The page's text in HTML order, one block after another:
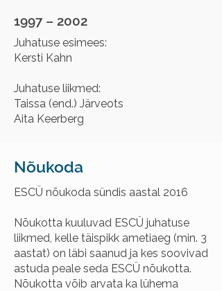
1997 – 2002
Juhatuse esimees:
Kersti Kahn
Juhatuse liikmed:
Taissa (end.) Järveots
Aita Keerberg
Nõukoda
ESCÜ nõukoda sündis aastal 2016
Nõukotta kuuluvad ESCÜ juhatuse
liikmed, kelle täispikk ametiaeg (min. 3
aastat) on läbi saanud ja kes soovivad
astuda peale seda ESCÜ nõukotta.
Nõukotta võib arvata ka lühema